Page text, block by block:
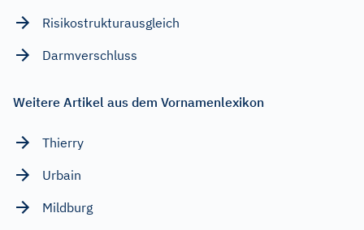
Risikostrukturausgleich
Darmverschluss
Weitere Artikel aus dem Vornamenlexikon
Thierry
Urbain
Mildburg